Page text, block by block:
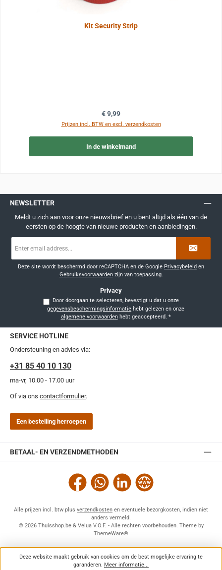
Kit Security Strip
Normale prijs:
€ 9,99
Prijzen incl. BTW en excl. verzendkosten
In de winkelmand
NEWSLETTER
Meldt u zich aan voor onze nieuwsbrief en u bent altijd als één van de
eersten op de hoogte van nieuwe producten en aanbiedingen.
mailadres
Deze site wordt beschermd door reCAPTCHA en de Google Privacybeleid en
Gebruiksvoorwaardenzijn van toepassing.
Privacy
Door doorgaan te selecteren, bevestigt u dat u onze
gegevensbeschermingsinformatie
algemene voorwaardenhebt geaccepteerd. *
SERVICE HOTLINE
Ondersteuning en advies via:
+31 85 40 10 130
ma-vr, 10.00 - 17.00 uur
Of via ons contactformulier.
Een bestelling herroepen
BETAAL- EN VERZENDMETHODEN
Facebook WhatsAppLinkedIn Website
Alle prijzen incl. btw plus verzendkosten en eventuele bezorgkosten, indien niet
anders vermeld.
© 2026 Thuisshop.be & Velua V.O.F. - Alle rechten voorbehouden. Theme by
ThemeWare®
Deze website maakt gebruik van cookies om de best mogelijke ervaring te
garanderen. Meer informatie...